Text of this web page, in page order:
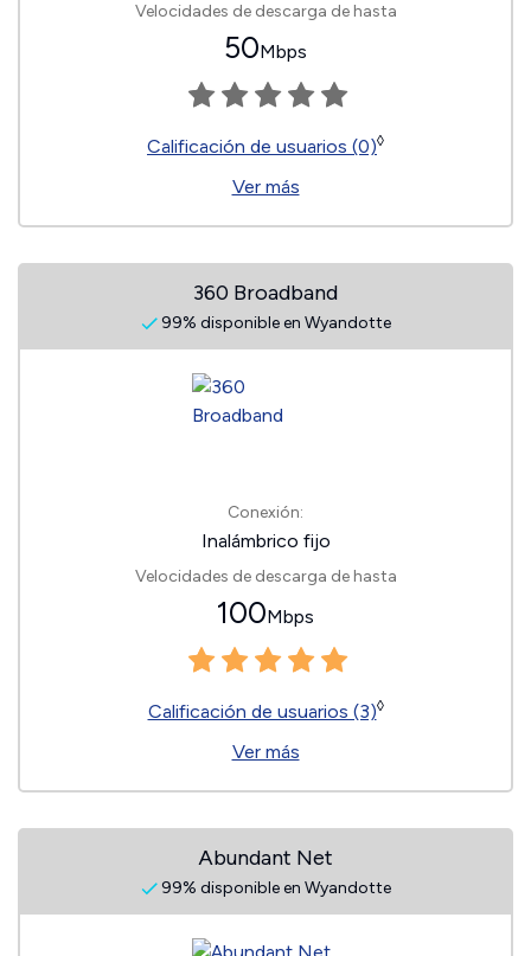
Velocidades de descarga de hasta
50Mbps
Calificación de usuarios (0)◊
Ver más
360 Broadband
99% disponible en Wyandotte
Conexión:
Inalámbrico fijo
Velocidades de descarga de hasta
100Mbps
Calificación de usuarios (3)◊
Ver más
Abundant Net
99% disponible en Wyandotte